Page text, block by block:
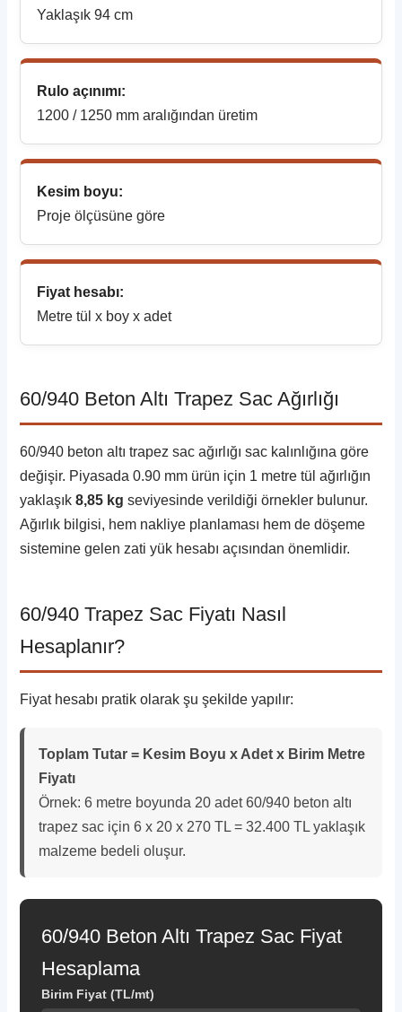
Yaklaşık 94 cm
Rulo açınımı:
1200 / 1250 mm aralığından üretim
Kesim boyu:
Proje ölçüsüne göre
Fiyat hesabı:
Metre tül x boy x adet
60/940 Beton Altı Trapez Sac Ağırlığı
60/940 beton altı trapez sac ağırlığı sac kalınlığına göre
değişir. Piyasada 0.90 mm ürün için 1 metre tül ağırlığın
yaklaşık8,85 kg seviyesinde verildiği örnekler bulunur.
Ağırlık bilgisi, hem nakliye planlaması hem de döşeme
sistemine gelen zati yük hesabı açısından önemlidir.
60/940 Trapez Sac Fiyatı Nasıl
Hesaplanır?
Fiyat hesabı pratik olarak şu şekilde yapılır:
Toplam Tutar = Kesim Boyu x Adet x Birim Metre
Fiyatı
Örnek: 6 metre boyunda 20 adet 60/940 beton altı
trapez sac için 6 x 20 x 270 TL = 32.400 TL yaklaşık
malzeme bedeli oluşur.
60/940 Beton Altı Trapez Sac Fiyat
Hesaplama
Birim Fiyat (TL/mt)